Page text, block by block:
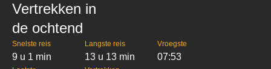
Vertrekken in
de ochtend
Snelste reis
9 u 1 min
Langste reis
13 u 13 min
Vroegste
07:53